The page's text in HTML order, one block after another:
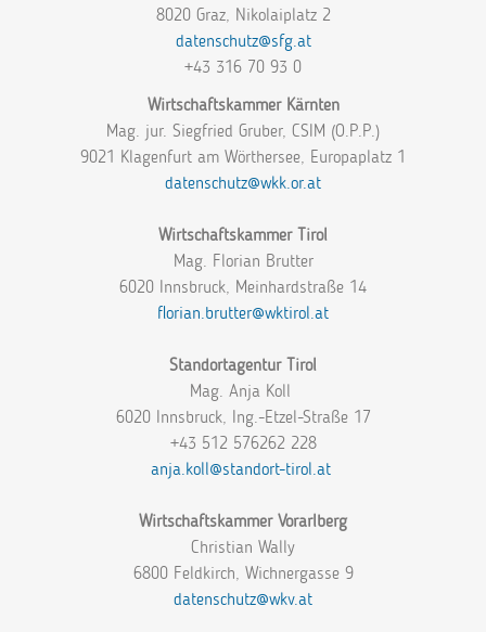
8020 Graz, Nikolaiplatz 2
datenschutz@sfg.at
+43 316 70 93 0
Wirtschaftskammer Kärnten
Mag. jur. Siegfried Gruber, CSIM (O.P.P.)
9021 Klagenfurt am Wörthersee, Europaplatz 1
datenschutz@wkk.or.at
Wirtschaftskammer Tirol
Mag. Florian Brutter
6020 Innsbruck, Meinhardstraße 14
florian.brutter@wktirol.at
Standortagentur Tirol
Mag. Anja Koll
6020 Innsbruck, Ing.-Etzel-Straße 17
+43 512 576262 228
anja.koll@standort-tirol.at
Wirtschaftskammer Vorarlberg
Christian Wally
6800 Feldkirch, Wichnergasse 9
datenschutz@wkv.at